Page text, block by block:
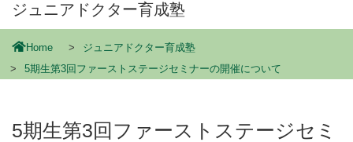
ジュニアドクター育成塾
Home
ジュニアドクター育成塾
5期生第3回ファーストステージセミナーの開催について
5期生第3回ファーストステージセミ